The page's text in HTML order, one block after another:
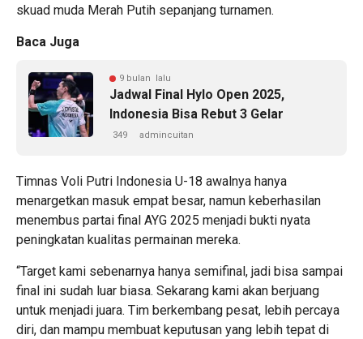
skuad muda Merah Putih sepanjang turnamen.
Baca Juga
9 bulan lalu
Jadwal Final Hylo Open 2025,
Indonesia Bisa Rebut 3 Gelar
349 admincuitan
Timnas Voli Putri Indonesia U-18 awalnya hanya
menargetkan masuk empat besar, namun keberhasilan
menembus partai final AYG 2025 menjadi bukti nyata
peningkatan kualitas permainan mereka.
“Target kami sebenarnya hanya semifinal, jadi bisa sampai
final ini sudah luar biasa. Sekarang kami akan berjuang
untuk menjadi juara. Tim berkembang pesat, lebih percaya
diri, dan mampu membuat keputusan yang lebih tepat di